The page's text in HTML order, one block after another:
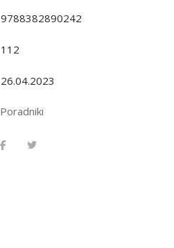
9788382890242
112
26.04.2023
Poradniki